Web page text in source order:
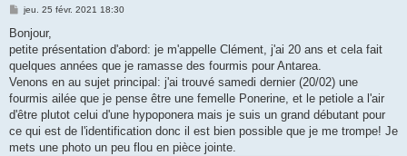
M
s
a
g
jeu. 25 févr. 2021 18:30
Bonjour,
petite présentation d'abord: je m'appelle Clément, j'ai 20 ans et cela fait
quelques années que je ramasse des fourmis pour Antarea.
Venons en au sujet principal: j'ai trouvé samedi dernier (20/02) une
fourmis ailée que je pense être une femelle Ponerine, et le petiole a l'air
d'être plutot celui d'une hypoponera mais je suis un grand débutant pour
ce qui est de l'identification donc il est bien possible que je me trompe! Je
mets une photo un peu flou en pièce jointe.